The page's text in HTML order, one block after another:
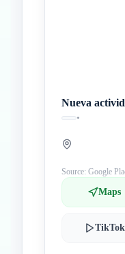
Nueva
•
Source: Google
Maps
TikTok